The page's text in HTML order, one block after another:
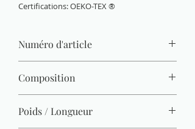
Certifications: OEKO-TEX ®
Numéro d'article
Composition
Poids / Longueur